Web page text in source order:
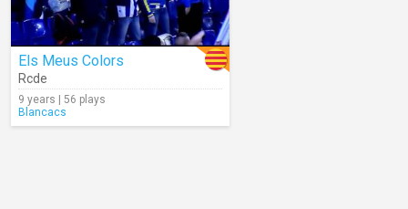
Els Meus Colors
Rcde
9 years | 56 plays
Blancacs